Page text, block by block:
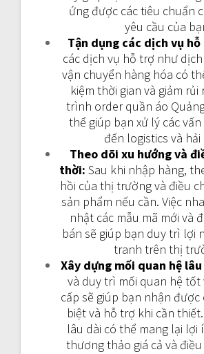
ứng được các tiêu chuẩn
yêu cầu của
Tận dụng các dịch vụ
các dịch vụ hỗ trợ như
vận chuyển hàng hóa có
kiệm thời gian và giảm
trình order quần áo
thể giúp bạn xử lý các
đến logistics và hải
Theo dõi xu hướng và
thời: Sau khi nhập hàng,
hồi của thị trường và điều
sản phẩm nếu cần. Việc
nhật các mẫu mã mới và
bán sẽ giúp bạn duy trì lợi
tranh trên thị
Xây dựng mối quan hệ
và duy trì mối quan hệ tốt
cấp sẽ giúp bạn nhận được
biệt và hỗ trợ khi cần
lâu dài có thể mang lại lợi
thương thảo giá cả và